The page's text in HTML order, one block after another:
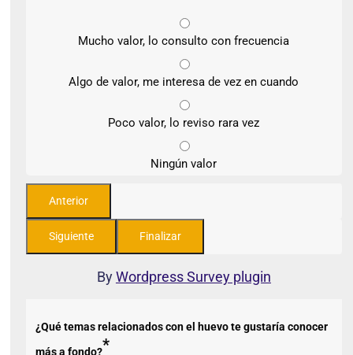
Mucho valor, lo consulto con frecuencia
Algo de valor, me interesa de vez en cuando
Poco valor, lo reviso rara vez
Ningún valor
ByWordpress Survey plugin
¿Qué temas relacionados con el huevo te gustaría conocer
más a fondo?*